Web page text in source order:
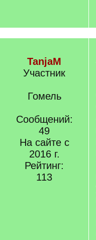
TanjaM
Участник
Гомель
Сообщений:
49
На сайте с
2016 г.
Рейтинг:
113